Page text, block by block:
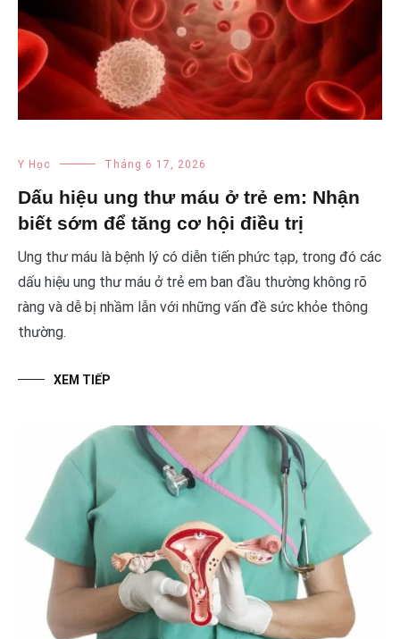
Y Học Tháng 6 17, 2026
Dấu hiệu ung thư máu ở trẻ em: Nhận
biết sớm để tăng cơ hội điều trị
Ung thư máu là bệnh lý có diễn tiến phức tạp, trong đó các
dấu hiệu ung thư máu ở trẻ em ban đầu thường không rõ
ràng và dễ bị nhầm lẫn với những vấn đề sức khỏe thông
thường.
XEM TIẾP